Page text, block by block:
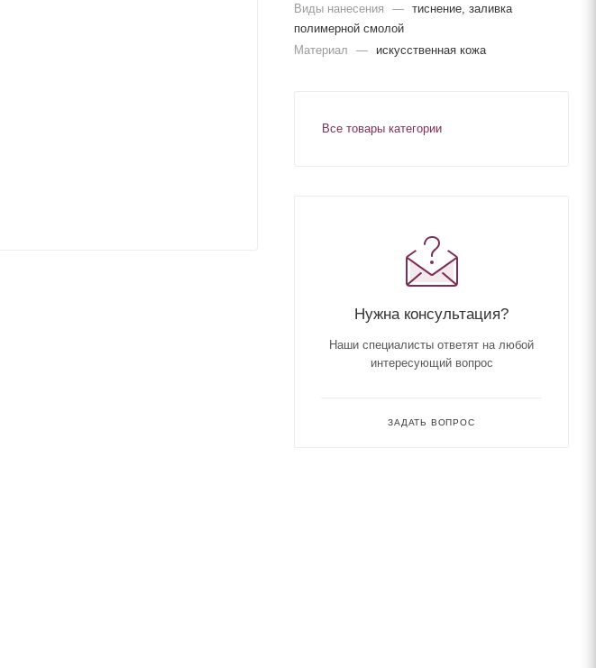
Виды нанесения
— тиснение, заливка
полимерной смолой
Материал
— искусственная кожа
Все товары категории
Нужна консультация?
Наши специалисты ответят на любой
интересующий вопрос
ЗАДАТЬ ВОПРОС